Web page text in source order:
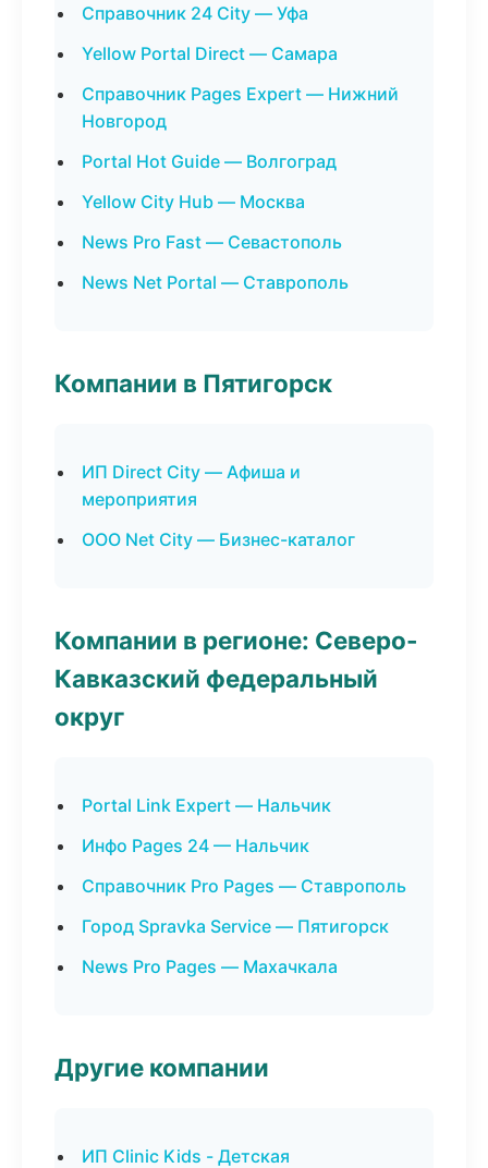
Справочник 24 City — Уфа
Yellow Portal Direct — Самара
Справочник Pages Expert — Нижний
Новгород
Portal Hot Guide — Волгоград
Yellow City Hub — Москва
News Pro Fast — Севастополь
News Net Portal — Ставрополь
Компании в Пятигорск
ИП Direct City — Афиша и
мероприятия
ООО Net City — Бизнес-каталог
Компании в регионе: Северо-
Кавказский федеральный
округ
Portal Link Expert — Нальчик
Инфо Pages 24 — Нальчик
Справочник Pro Pages — Ставрополь
Город Spravka Service — Пятигорск
News Pro Pages — Махачкала
Другие компании
ИП Clinic Kids - Детская